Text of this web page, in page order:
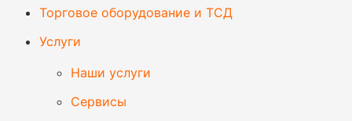
Торговое оборудование и ТСД
Услуги
Наши услуги
Сервисы